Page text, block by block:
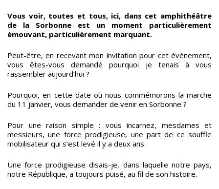
Vous voir, toutes et tous, ici, dans cet amphithéâtre
de la Sorbonne
est un moment particulièrement
émouvant, particulièrement marquant.
Peut-être, en recevant mon invitation pour cet événement,
vous êtes-vous demandé pourquoi je tenais à vous
rassembler aujourd’hui ?
Pourquoi, en cette date où nous commémorons la marche
du 11 janvier, vous demander de venir en Sorbonne ?
Pour une raison simple : vous incarnez, mesdames et
messieurs, une force prodigieuse, une part de ce souffle
mobilisateur qui s’est levé il y a deux ans.
Une force prodigieuse disais-je, dans laquelle notre pays,
notre République, a toujours puisé, au fil de son histoire.